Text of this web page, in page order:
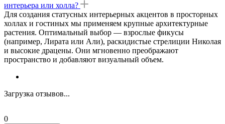
интерьера или холла?
Для создания статусных интерьерных акцентов в просторных
холлах и гостиных мы применяем крупные архитектурные
растения. Оптимальный выбор — взрослые фикусы
(например, Лирата или Али), раскидистые стрелиции Николая
и высокие драцены. Они мгновенно преображают
пространство и добавляют визуальный объем.
Загрузка отзывов...
0